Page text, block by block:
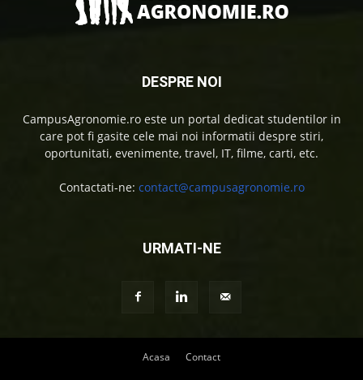
DESPRE NOI
CampusAgronomie.ro este un portal dedicat studentilor in
care pot fi gasite cele mai noi informatii despre stiri,
oportunitati, evenimente, travel, IT, filme, carti, etc.
Contactati-ne: contact@campusagronomie.ro
URMATI-NE
Acasa Contact